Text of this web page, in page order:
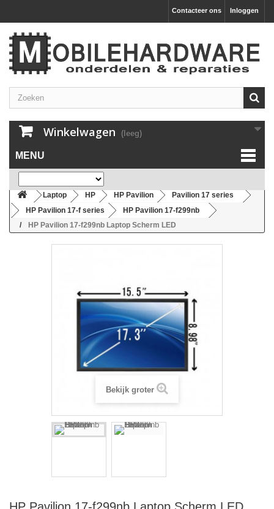
Inloggen
Contacteer ons
Winkelwagen (leeg)
MENU
Laptop HP HP Pavilion
Pavilion 17 series
HP Pavilion 17-f series
HP Pavilion 17-f299nb
HP Pavilion 17-f299nb Laptop Scherm LED
Bekijk groter